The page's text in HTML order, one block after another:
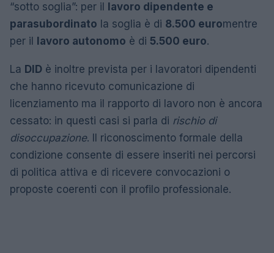
“sotto soglia”: per il
lavoro dipendente e
parasubordinato la soglia è di 8.500 euromentre
per il
lavoro autonomo è di 5.500 euro.
La DID è inoltre prevista per i lavoratori dipendenti
che hanno ricevuto comunicazione di
licenziamento ma il rapporto di lavoro non è ancora
cessato: in questi casi si parla di rischio di
disoccupazione. Il riconoscimento formale della
condizione consente di essere inseriti nei percorsi
di politica attiva e di ricevere convocazioni o
proposte coerenti con il profilo professionale.